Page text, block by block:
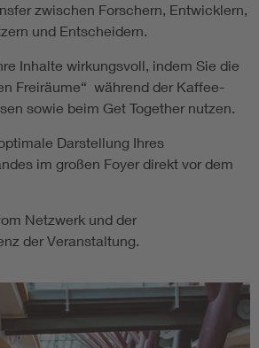
zwischen Forschern, Entwicklern,
und Entscheidern.
Inhalte wirkungsvoll, indem Sie die
Freiräume“ während der Kaffee-
sowie beim Get Together nutzen.
Darstellung Ihres
im großen Foyer direkt vor dem
Netzwerk und der
der Veranstaltung.